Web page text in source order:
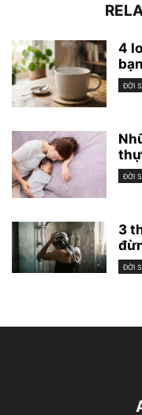
4
bạn
ĐỜI
ĐỜI
3
ĐỜI